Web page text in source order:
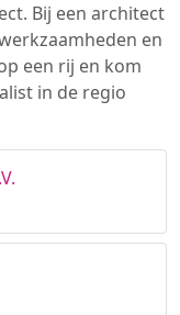
Bij een architect
en
een rij en kom
in de regio